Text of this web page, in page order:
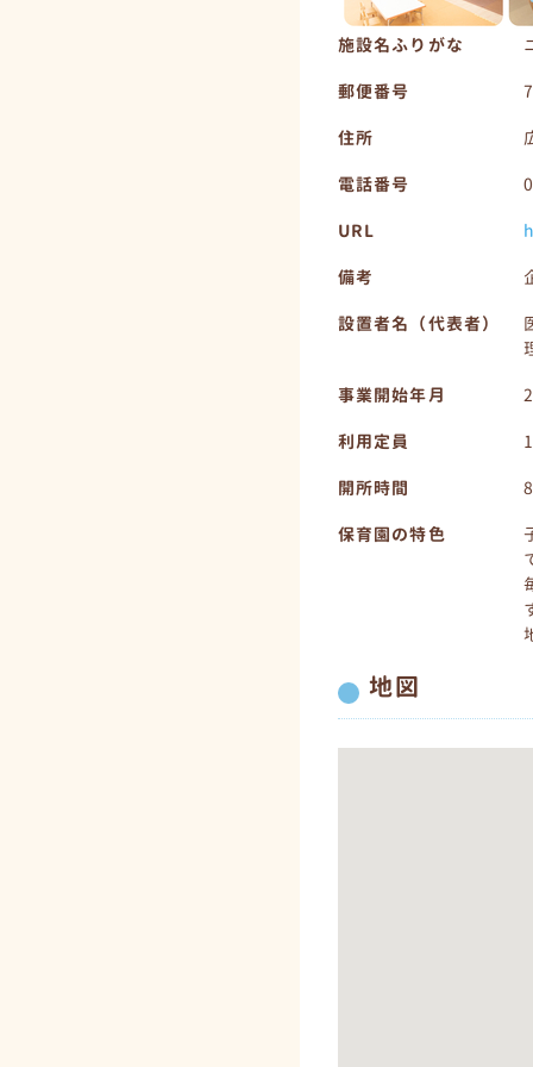
施設名ふりがな
郵便番号
住所
電話番号
URL
備考
設置者名（代表者）
事業開始年月
利用定員
開所時間
保育園の特色
地図